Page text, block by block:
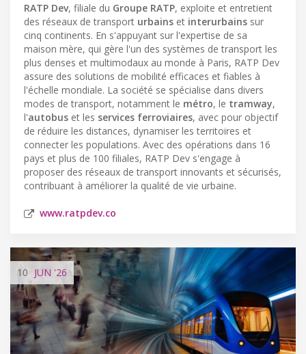
RATP Dev, filiale du Groupe RATP, exploite et entretient
des réseaux de transport urbains et interurbains sur
cinq continents. En s'appuyant sur l'expertise de sa
maison mère, qui gère l'un des systèmes de transport les
plus denses et multimodaux au monde à Paris, RATP Dev
assure des solutions de mobilité efficaces et fiables à
l'échelle mondiale. La société se spécialise dans divers
modes de transport, notamment le métro, le tramway,
l'autobus et les services ferroviaires, avec pour objectif
de réduire les distances, dynamiser les territoires et
connecter les populations. Avec des opérations dans 16
pays et plus de 100 filiales, RATP Dev s'engage à
proposer des réseaux de transport innovants et sécurisés,
contribuant à améliorer la qualité de vie urbaine.
www.ratpdev.co
10 JUN '26